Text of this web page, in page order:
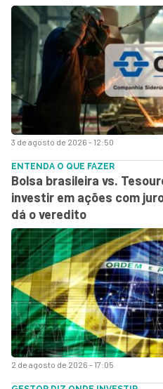
3 de agosto de 2026 - 12:50
2 de agosto de 2026 - 17:05
ENTENDA O QUE FAZER
Bolsa brasileira vs.
investir em ações com
dá o veredito